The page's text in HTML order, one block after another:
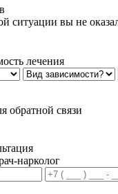
ситуации вы не
лечения
обратной связи
нарколог